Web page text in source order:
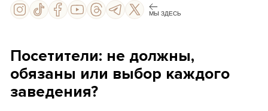
МЫ ЗДЕСЬ
Посетители: не должны,
обязаны или выбор каждого
заведения?